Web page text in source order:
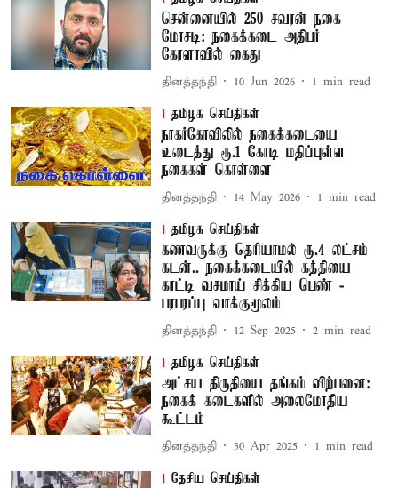
சென்னையில் 250 சவரன் நகை
மோசடி: நகைக்கடை அதிபர்
கேரளாவில் கைது
தினத்தந்தி 10 Jun 2026 1 min read
தமிழக செய்திகள்
நாகர்கோவிலில் நகைக்கடையை
உடைத்து ரூ.1 கோடி மதிப்புள்ள
நகைகள் கொள்ளை
தினத்தந்தி 14 May 2026 1 min read
தமிழக செய்திகள்
கணவருக்கு தெரியாமல் ரூ.4 லட்சம்
கடன்.. நகைக்கடையில் கத்தியை
காட்டி வசமாய் சிக்கிய பெண் -
பரபரப்பு வாக்குமூலம்
தினத்தந்தி 12 Sep 2025 2 min read
தமிழக செய்திகள்
அட்சய திருதியை தங்கம் விற்பனை:
நகைக் கடைகளில் அலைமோதிய
கூட்டம்
தினத்தந்தி 30 Apr 2025 1 min read
தேசிய செய்திகள்